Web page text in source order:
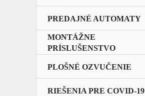
PREDAJNÉ AUTOMATY
MONTÁŽNE
PRÍSLUŠENSTVO
PLOŠNÉ OZVUČENIE
RIEŠENIA PRE COVID-19